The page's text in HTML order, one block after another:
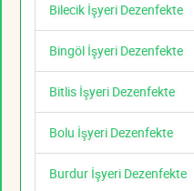
Bilecik İşyeri Dezenfekte
Bingöl İşyeri Dezenfekte
Bitlis İşyeri Dezenfekte
Bolu İşyeri Dezenfekte
Burdur İşyeri Dezenfekte